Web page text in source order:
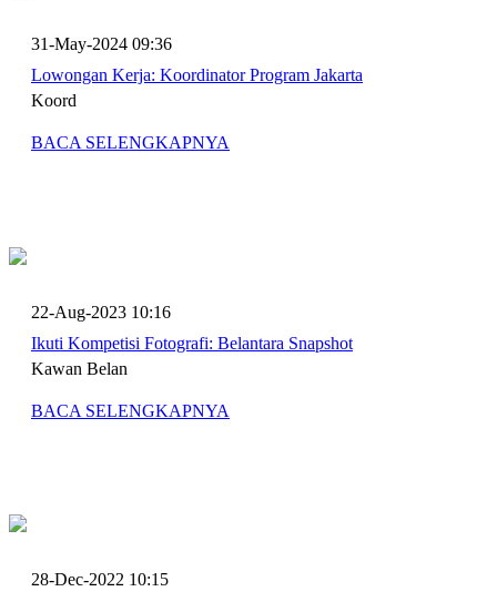
31-May-2024 09:36
Lowongan Kerja: Koordinator Program Jakarta
Koord
BACA SELENGKAPNYA
22-Aug-2023 10:16
Ikuti Kompetisi Fotografi: Belantara Snapshot
Kawan Belan
BACA SELENGKAPNYA
28-Dec-2022 10:15